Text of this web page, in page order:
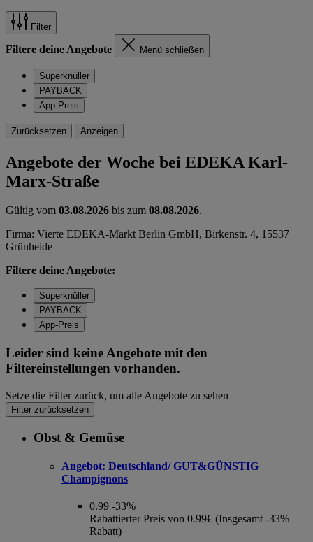
Filter
Filtere deine Angebote Menü schließen
Superknüller
PAYBACK
App-Preis
Zurücksetzen Anzeigen
Angebote der Woche bei EDEKA Karl-
Marx-Straße
Gültig vom 03.08.2026 bis zum 08.08.2026.
Firma: Vierte EDEKA-Markt Berlin GmbH, Birkenstr. 4, 15537
Grünheide
Filtere deine Angebote:
Superknüller
PAYBACK
App-Preis
Leider sind keine Angebote mit den
Filtereinstellungen vorhanden.
Setze die Filter zurück, um alle Angebote zu sehen
Filter zurücksetzen
Obst & Gemüse
Angebot: Deutschland/ GUT&GÜNSTIG
Champignons
0.99 -33%
Rabattierter Preis von 0.99€ (Insgesamt -33%
Rabatt)